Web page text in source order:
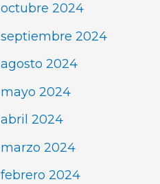
octubre 2024
septiembre 2024
agosto 2024
mayo 2024
abril 2024
marzo 2024
febrero 2024